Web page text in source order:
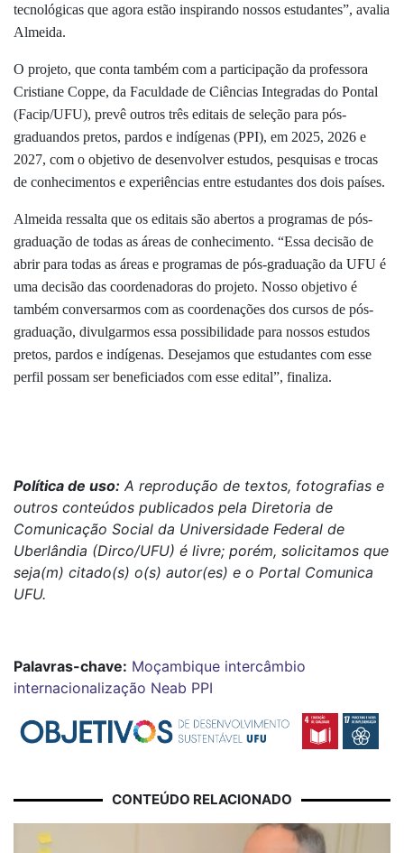
tecnológicas que agora estão inspirando nossos estudantes”, avalia
Almeida.
O projeto, que conta também com a participação da professora
Cristiane Coppe, da Faculdade de Ciências Integradas do Pontal
(Facip/UFU), prevê outros três editais de seleção para pós-
graduandos pretos, pardos e indígenas (PPI), em 2025, 2026 e
2027, com o objetivo de desenvolver estudos, pesquisas e trocas
de conhecimentos e experiências entre estudantes dos dois países.
Almeida ressalta que os editais são abertos a programas de pós-
graduação de todas as áreas de conhecimento. “Essa decisão de
abrir para todas as áreas e programas de pós-graduação da UFU é
uma decisão das coordenadoras do projeto. Nosso objetivo é
também conversarmos com as coordenações dos cursos de pós-
graduação, divulgarmos essa possibilidade para nossos estudos
pretos, pardos e indígenas. Desejamos que estudantes com esse
perfil possam ser beneficiados com esse edital”, finaliza.
Política de uso: A reprodução de textos, fotografias e
outros conteúdos publicados pela Diretoria de
Comunicação Social da Universidade Federal de
Uberlândia (Dirco/UFU) é livre; porém, solicitamos que
seja(m) citado(s) o(s) autor(es) e o Portal Comunica
UFU.
Palavras-chave: Moçambique intercâmbio
internacionalização Neab PPI
CONTEÚDO RELACIONADO